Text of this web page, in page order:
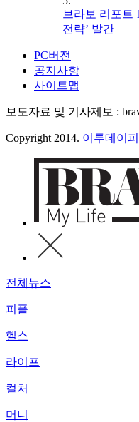
브라보 리포트
전략’ 발간
PC버전
공지사항
사이트맵
보도자료 및 기사제보 :
Copyright 2014. 이투데이피
전체뉴스
피플
헬스
라이프
컬처
머니